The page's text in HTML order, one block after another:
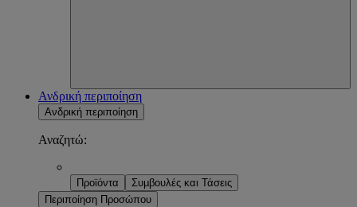
Ανδρική περιποίηση
Ανδρική περιποίηση
Αναζητώ:
Προϊόντα
Συμβουλές και Τάσεις
Περιποίηση Προσώπου